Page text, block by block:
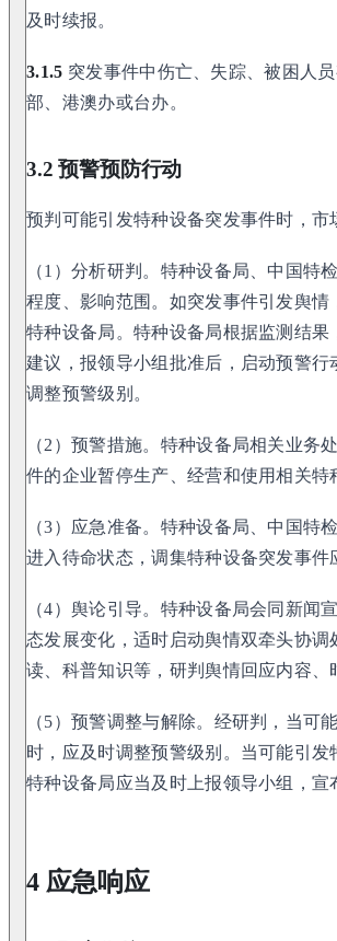
及时续报。
3.1.5 突发事件中伤亡、失踪、被困人
部、港澳办或台办。
3.2 预警预防行动
预判可能引发特种设备突发事件时，
（1）分析研判。特种设备局、中国特
程度、影响范围。如突发事件引发舆
特种设备局。特种设备局根据监测结
建议，报领导小组批准后，启动预警
调整预警级别。
（2）预警措施。特种设备局相关业务
件的企业暂停生产、经营和使用相关
（3）应急准备。特种设备局、中国特
进入待命状态，调集特种设备突发事
（4）舆论引导。特种设备局会同新闻
态发展变化，适时启动舆情双牵头协
读、科普知识等，研判舆情回应内容
（5）预警调整与解除。经研判，当可
时，应及时调整预警级别。当可能引
特种设备局应当及时上报领导小组，宣
4 应急响应